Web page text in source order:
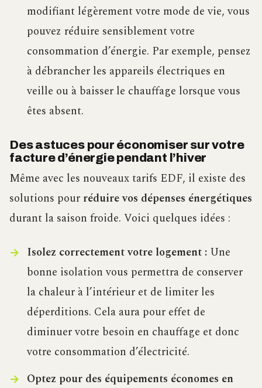
modifiant légèrement votre mode de vie, vous
pouvez réduire sensiblement votre
consommation d’énergie. Par exemple, pensez
à débrancher les appareils électriques en
veille ou à baisser le chauffage lorsque vous
êtes absent.
Des astuces pour économiser sur votre
facture d’énergie pendant l’hiver
Même avec les nouveaux tarifs EDF, il existe des
solutions pour réduire vos dépenses énergétiques
durant la saison froide. Voici quelques idées :
Isolez correctement votre logement :Une
bonne isolation vous permettra de conserver
la chaleur à l’intérieur et de limiter les
déperditions. Cela aura pour effet de
diminuer votre besoin en chauffage et donc
votre consommation d’électricité.
Optez pour des équipements économes en